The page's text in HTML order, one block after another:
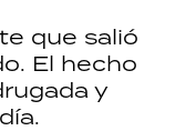
que salió
El hecho
y